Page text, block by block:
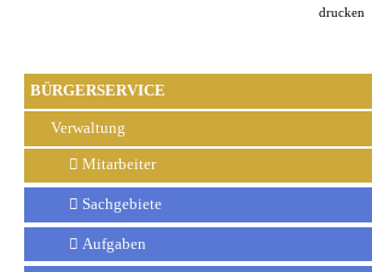
BÜRGERSERVICE
Verwaltung
Mitarbeiter
Sachgebiete
Aufgaben
drucken